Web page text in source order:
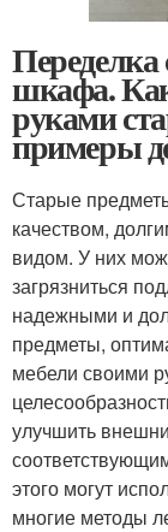
Переделка
шкафа.
руками
примеры
Старые
качеством,
видом. У них
загрязниться
надежными и
предметы,
мебели своими
улучшить
этого могут
многие методы